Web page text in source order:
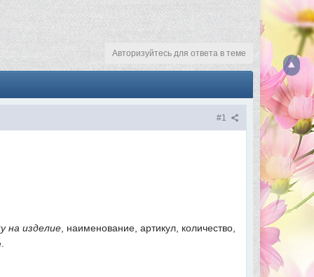
Авторизуйтесь для ответа в теме
#1
на изделие , наименование, артикул, количество,